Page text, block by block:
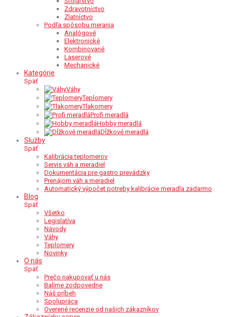
Zdravotníctvo
Zlatníctvo
Podľa spôsobu merania
Analógové
Elektronické
Kombinované
Laserové
Mechanické
Kategórie
Späť
Váhy
Teplomery
Tlakomery
Profi meradlá
Hobby meradlá
Dĺžkové meradlá
Služby
Späť
Kalibrácia teplomerov
Servis váh a meradiel
Dokumentácia pre gastro prevádzky
Prenájom váh a meradiel
Automatický výpočet potreby kalibrácie meradla zadarmo
Blog
Späť
Všetko
Legislatíva
Návody
Váhy
Teplomery
Novinky
O nás
Späť
Prečo nakupovať u nás
Balíme zodpovedne
Náš príbeh
Spolupráca
Overené recenzie od našich zákazníkov